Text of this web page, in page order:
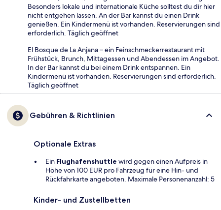
Besonders lokale und internationale Küche solltest du dir hier
nicht entgehen lassen. An der Bar kannst du einen Drink
genießen. Ein Kindermenü ist vorhanden. Reservierungen sind
erforderlich. Täglich geöffnet
El Bosque de La Anjana – ein Feinschmeckerrestaurant mit
Frühstück, Brunch, Mittagessen und Abendessen im Angebot.
In der Bar kannst du bei einem Drink entspannen. Ein
Kindermenü ist vorhanden. Reservierungen sind erforderlich.
Täglich geöffnet
Gebühren & Richtlinien
Optionale Extras
Ein Flughafenshuttle wird gegen einen Aufpreis in
Höhe von 100 EUR pro Fahrzeug für eine Hin- und
Rückfahrkarte angeboten. Maximale Personenanzahl: 5
Kinder- und Zustellbetten